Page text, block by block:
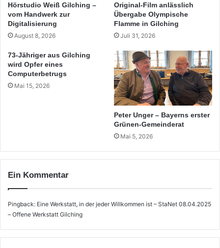
Hörstudio Weiß Gilching –
vom Handwerk zur
Digitalisierung
August 8, 2026
Original-Film anlässlich
Übergabe Olympische
Flamme in Gilching
Juli 31, 2026
73-Jähriger aus Gilching
wird Opfer eines
Computerbetrugs
Mai 15, 2026
Peter Unger – Bayerns erster
Grünen-Gemeinderat
Mai 5, 2026
Ein Kommentar
Pingback: Eine Werkstatt, in der jeder Willkommen ist – StaNet 08.04.2025
– Offene Werkstatt Gilching